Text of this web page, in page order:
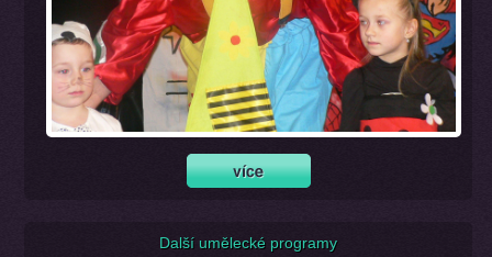
Další umělecké programy